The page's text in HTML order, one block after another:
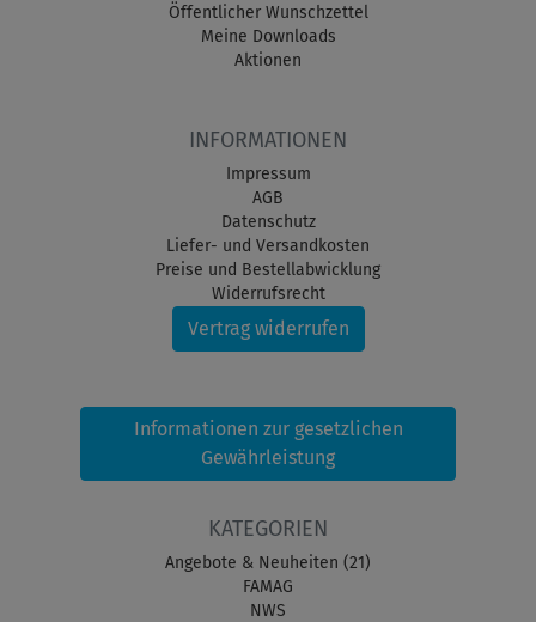
Öffentlicher Wunschzettel
Meine Downloads
Aktionen
INFORMATIONEN
Impressum
AGB
Datenschutz
Liefer- und Versandkosten
Preise und Bestellabwicklung
Widerrufsrecht
Vertrag widerrufen
Informationen zur gesetzlichen
Gewährleistung
KATEGORIEN
Angebote & Neuheiten (21)
FAMAG
NWS